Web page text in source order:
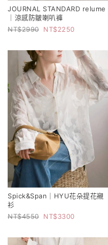
JOURNAL STANDARD relume
｜涼感防皺喇叭褲
2990
2250
Spick&Span｜HYU花朵提花襯
衫
4550
3300